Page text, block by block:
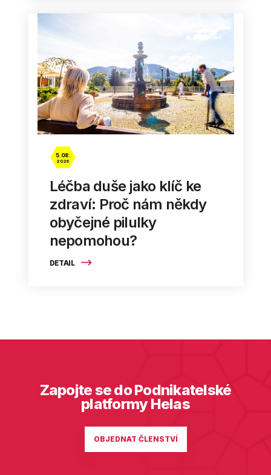
DETAIL
5. 08.
2026
Léčba duše jako klíč ke
zdraví: Proč nám někdy
obyčejné pilulky
nepomohou?
Zapojte se do Podnikatelské
platformy Helas
OBJEDNAT ČLENSTVÍ